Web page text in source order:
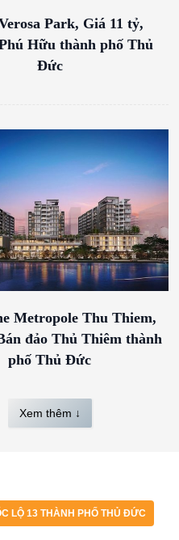
Park, Giá 11 tỷ,
Hữu thành phố Thủ
Đức
Metropole Thu Thiem,
đảo Thủ Thiêm thành
phố Thủ Đức
Xem thêm ↓
LỘ 13 THÀNH PHỐ THỦ ĐỨC